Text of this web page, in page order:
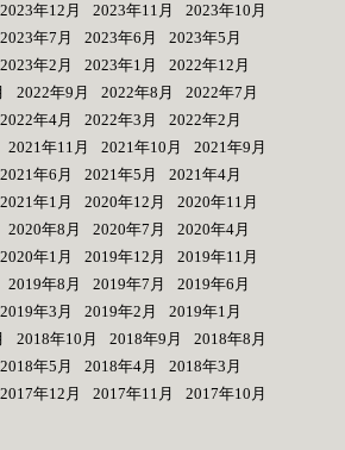
2023年12月 2023年11月
2023年10月
2023年7月 2023年6月
2023年5月
2023年2月 2023年1月
2022年12月
2022年9月 2022年8月
2022年7月
2022年4月 2022年3月
2022年2月
2021年11月 2021年10月
2021年9月
2021年6月 2021年5月
2021年4月
2021年1月 2020年12月
2020年11月
2020年8月 2020年7月
2020年4月
2020年1月 2019年12月
2019年11月
2019年8月 2019年7月
2019年6月
2019年3月 2019年2月
2019年1月
2018年10月 2018年9月
2018年8月
2018年5月 2018年4月
2018年3月
2017年12月 2017年11月 2017年10月